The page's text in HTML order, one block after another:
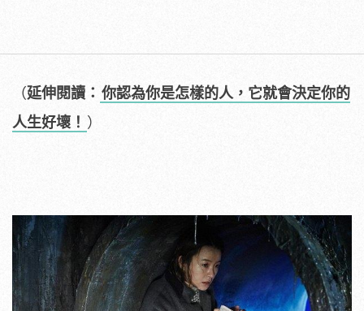
（延伸閱讀： 你認為你是怎樣的人，它就會決定你的
人生好壞！ ）